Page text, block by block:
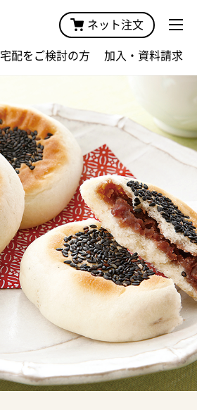
ネット注文
宅配をご検討の方 加入・資料請求